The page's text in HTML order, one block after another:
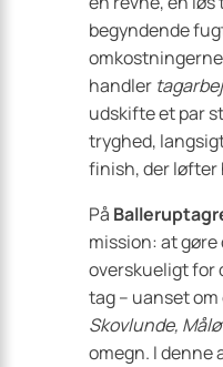
begyndende
handler
udskifte et par
tryghed,
finish, der løfter
På
mission: at
overskueligt for
tag – uanset om
Skovlunde,
omegn. I denne